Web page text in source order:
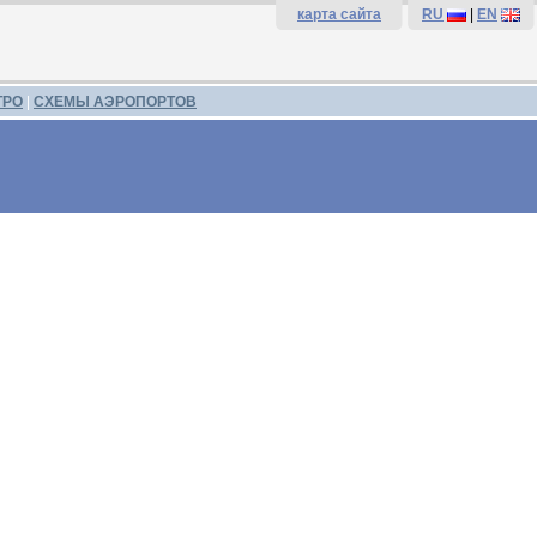
карта сайта RU EN
СХЕМЫ АЭРОПОРТОВ